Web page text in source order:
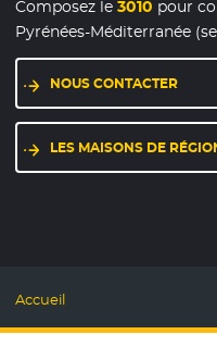
Composez le3010 pour
Pyrénées-Méditerranée
NOUS CONTACTER
LES MAISONS DE
Accueil
Mentions légales